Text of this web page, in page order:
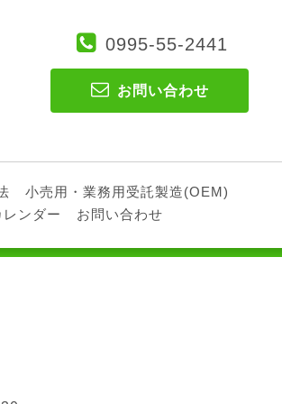
0995-55-2441
お問い合わせ
小売用・業務用受託製造(OEM)
レンダー
お問い合わせ